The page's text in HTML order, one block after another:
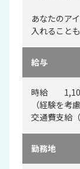
あなたのア
入れること
給与
時給
（経験を考
交通費支給
勤務地